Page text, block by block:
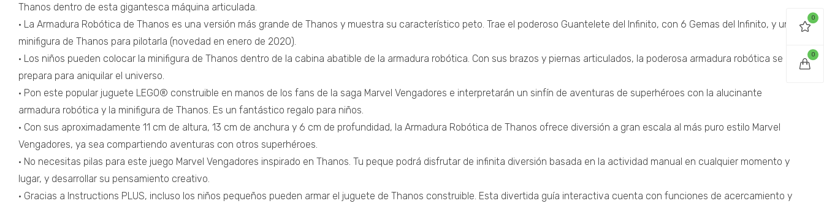
Thanos dentro de esta gigantesca máquina articulada.
• La Armadura Robótica de Thanos es una versión más grande de Thanos y muestra su característico peto. Trae el poderoso Guantelete del Infinito, con 6 Gemas del Infinito, y una
minifigura de Thanos para pilotarla (novedad en enero de 2020).
• Los niños pueden colocar la minifigura de Thanos dentro de la cabina abatible de la armadura robótica. Con sus brazos y piernas articulados, la poderosa armadura robótica se
prepara para aniquilar el universo.
• Pon este popular juguete LEGO® construible en manos de los fans de la saga Marvel Vengadores e interpretarán un sinfín de aventuras de superhéroes con la alucinante
armadura robótica y la minifigura de Thanos. Es un fantástico regalo para niños.
• Con sus aproximadamente 11 cm de altura, 13 cm de anchura y 6 cm de profundidad, la Armadura Robótica de Thanos ofrece diversión a gran escala al más puro estilo Marvel
Vengadores, ya sea compartiendo aventuras con otros superhéroes.
• No necesitas pilas para este juego Marvel Vengadores inspirado en Thanos. Tu peque podrá disfrutar de infinita diversión basada en la actividad manual en cualquier momento y
lugar, y desarrollar su pensamiento creativo.
• Gracias a Instructions PLUS, incluso los niños pequeños pueden armar el juguete de Thanos construible. Esta divertida guía interactiva cuenta con funciones de acercamiento y
0
0